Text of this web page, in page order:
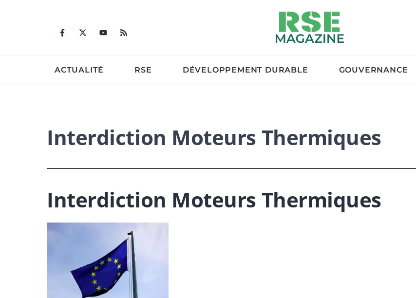
ACTUALITÉ RSE DÉVELOPPEMENT DURABLE GOUVERNANCE
Interdiction Moteurs Thermiques
Interdiction Moteurs Thermiques